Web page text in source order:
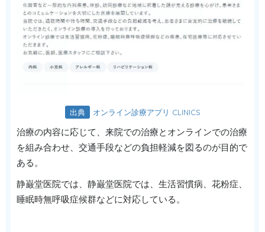
出典 オンライン診療アプリ CLINICS
治療の内容に応じて、来院での治療とオンラインでの治療
を組み合わせ、交通手段などの負担軽減を図るのが目的で
ある。
静巌堂医院では、静巌堂医院では、生活習慣病、花粉症、
睡眠時無呼吸症候群などに対応している。